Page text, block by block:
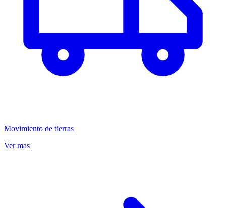
Movimiento de tierras
Ver mas